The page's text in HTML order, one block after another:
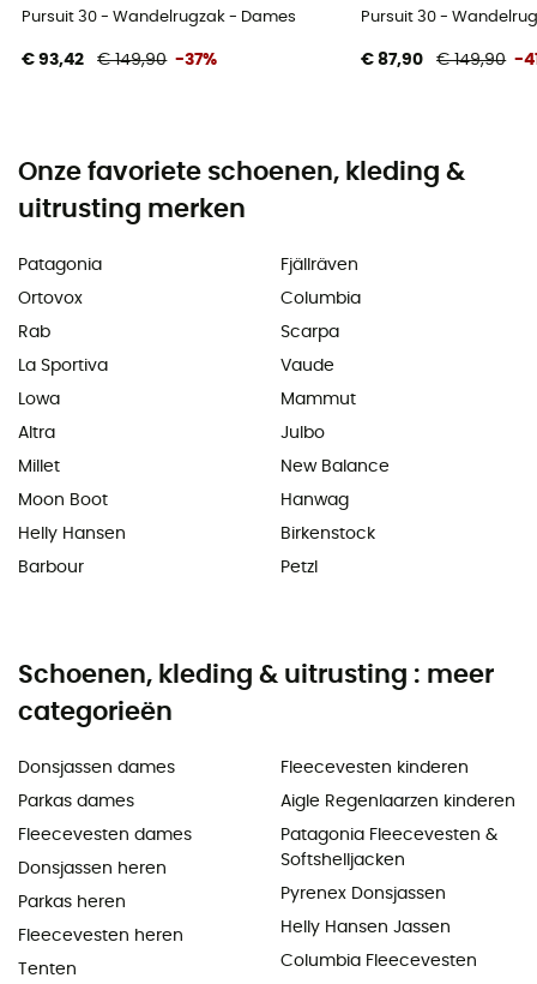
Pursuit 30 - Wandelrugzak - Dames
€ 93,42 € 149,90 -37%
Pursuit 30 -
€ 87,90 € 149,90 -
Onze favoriete schoenen, kleding &
uitrusting merken
Patagonia
Ortovox
Rab
La Sportiva
Lowa
Altra
Millet
Moon Boot
Helly Hansen
Barbour
Fjällräven
Columbia
Scarpa
Vaude
Mammut
Julbo
New Balance
Hanwag
Birkenstock
Petzl
Schoenen, kleding & uitrusting : meer
categorieën
Donsjassen dames
Parkas dames
Fleecevesten dames
Donsjassen heren
Parkas heren
Fleecevesten heren
Tenten
Fleecevesten kinderen
Aigle Regenlaarzen kinderen
Patagonia Fleecevesten &
Softshelljacken
Pyrenex Donsjassen
Helly Hansen Jassen
Columbia Fleecevesten